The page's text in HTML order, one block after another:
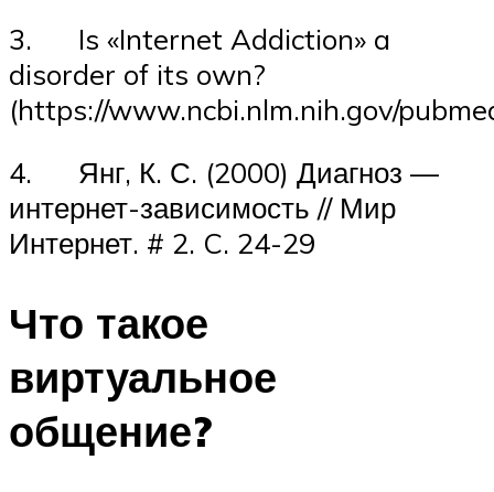
3. Is «Internet Addiction» a
disorder of its own?
(https://www.ncbi.nlm.nih.gov/
4. Янг, К. С. (2000) Диагноз —
интернет-зависимость // Мир
Интернет. # 2. C. 24-29
Что такое
виртуальное
общение?